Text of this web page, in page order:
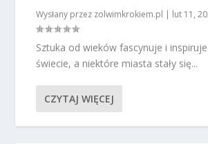
świecie, a niektóre miasta stały się...
CZYTAJ WIĘCEJ